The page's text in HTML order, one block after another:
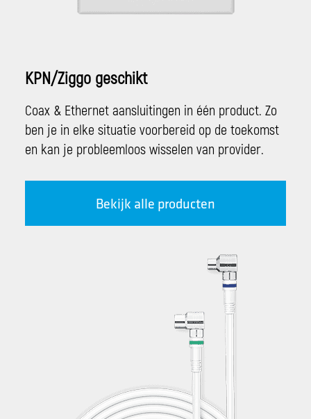
KPN/Ziggo geschikt
Coax & Ethernet aansluitingen in één product. Zo
ben je in elke situatie voorbereid op de toekomst
en kan je probleemloos wisselen van provider.
Bekijk alle producten